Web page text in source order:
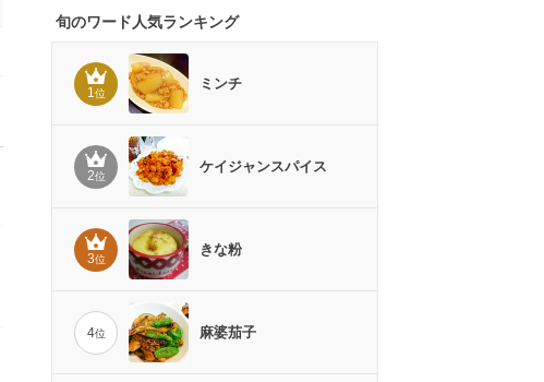
旬のワード人気ランキング
1位
ミンチ
2位
ケイジャンスパイス
3位
きな粉
4位 麻婆茄子